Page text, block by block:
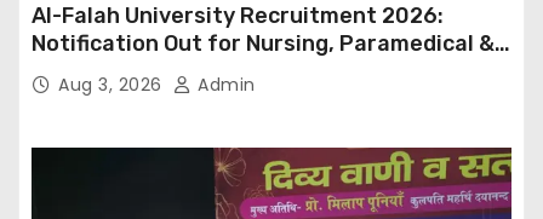
Al-Falah University Recruitment 2026:
Notification Out for Nursing, Paramedical &
Supporting Staff Posts, Apply Through Email
Aug 3, 2026 Admin